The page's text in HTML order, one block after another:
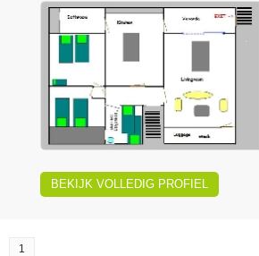
BEKIJK VOLLEDIG PROFIEL
1